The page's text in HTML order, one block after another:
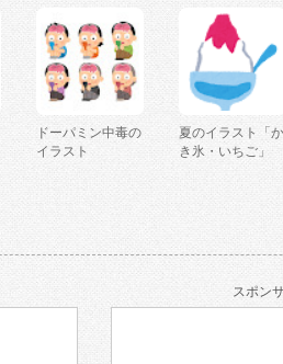
ドーパミン中毒の
イラスト
夏のイラスト「か
き氷・いちご」
スポン